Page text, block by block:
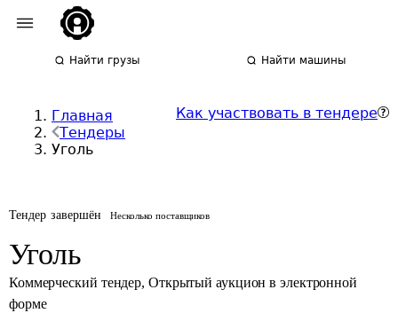
Найти грузы Найти машины
Главная
Тендеры
Уголь
Как участвовать в тендере
Тендер завершён Несколько поставщиков
Уголь
Коммерческий тендер, Открытый аукцион в электронной
форме